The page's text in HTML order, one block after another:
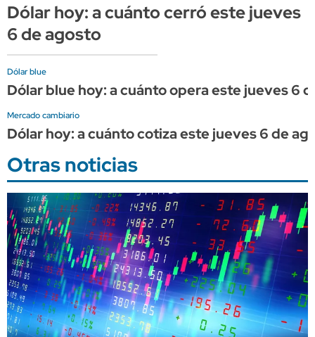
Dólar hoy: a cuánto cerró este jueves
6 de agosto
Dólar blue
Dólar blue hoy: a cuánto opera este jueves 6
Mercado cambiario
Dólar hoy: a cuánto cotiza este jueves 6 de
Otras noticias